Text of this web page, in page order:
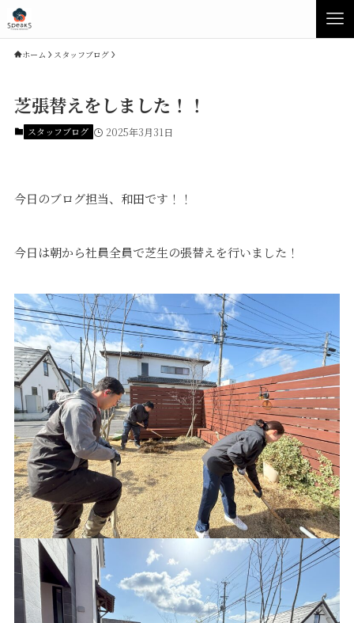
Concept
Speaksの家づくり
性能について
素材について
価格について
Product
イベント・見学会
展示場・モデルハウス
商品ラインナップ
建築実例・お客様イン
タビュー
価格・プラン
間取りプラン集
Topics
お知らせ
土地情報
コラム
スタッフブログ
吉田のブログ
Q&A
About
会社概要
企業理念・トップメッ
セージ
スタッフ紹介
Other Contact
ホーム スタッフブログ
芝張替えをしました！！
スタッフブログ 2025年3月31日
今日のブログ担当、和田です！！
今日は朝から社員全員で芝生の張替えを行いました！